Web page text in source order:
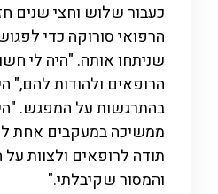
כעבור שלוש וחצי שנים
הרפואי סורוקה כדי
שניתחו אותה. "היה לי
הרופאים ולהודות להם,"
בהתרגשות על המפגש.
ממשיכה במעקבים אחת
תודה לרופאים ולצוות
והמסור שקיבלתי."